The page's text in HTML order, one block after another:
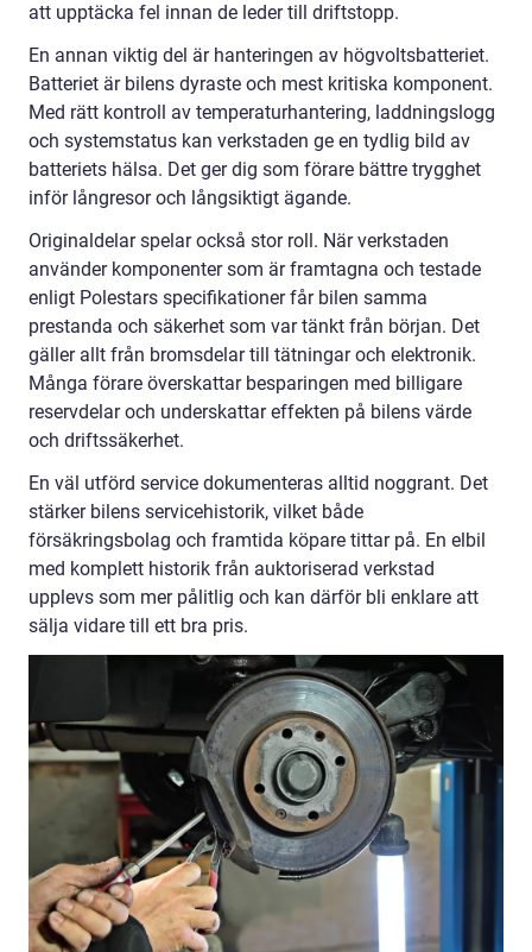
att upptäcka fel innan de leder till driftstopp.
En annan viktig del är hanteringen av högvoltsbatteriet.
Batteriet är bilens dyraste och mest kritiska komponent.
Med rätt kontroll av temperaturhantering, laddningslogg
och systemstatus kan verkstaden ge en tydlig bild av
batteriets hälsa. Det ger dig som förare bättre trygghet
inför långresor och långsiktigt ägande.
Originaldelar spelar också stor roll. När verkstaden
använder komponenter som är framtagna och testade
enligt Polestars specifikationer får bilen samma
prestanda och säkerhet som var tänkt från början. Det
gäller allt från bromsdelar till tätningar och elektronik.
Många förare överskattar besparingen med billigare
reservdelar och underskattar effekten på bilens värde
och driftssäkerhet.
En väl utförd service dokumenteras alltid noggrant. Det
stärker bilens servicehistorik, vilket både
försäkringsbolag och framtida köpare tittar på. En elbil
med komplett historik från auktoriserad verkstad
upplevs som mer pålitlig och kan därför bli enklare att
sälja vidare till ett bra pris.